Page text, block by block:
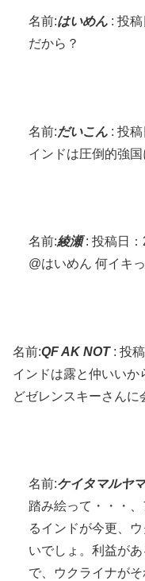
名前:はいめん : 投稿
だから？
名前:だいこん : 投
インドは圧倒的強国
名前:綾瀬: 投稿日
@はいめん 何イキ
名前:QF AK NOT: 投
インドは露と仲いいか
どゼレンスキーさんに
名前:ケイタマルヤマ
踏み絵って・・・
るインドが今更、
いでしょ。利益が
で、ウクライナが